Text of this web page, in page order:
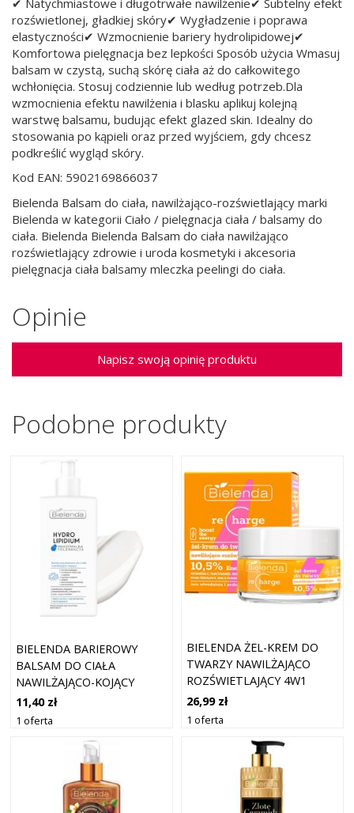
rozświetlonej, gładkiej skóry✔ Wygładzenie i poprawa
elastyczności✔ Wzmocnienie bariery hydrolipidowej✔
Komfortowa pielęgnacja bez lepkości Sposób użycia Wmasuj
balsam w czystą, suchą skórę ciała aż do całkowitego
wchłonięcia. Stosuj codziennie lub według potrzeb.Dla
wzmocnienia efektu nawilżenia i blasku aplikuj kolejną
warstwę balsamu, budując efekt glazed skin. Idealny do
stosowania po kąpieli oraz przed wyjściem, gdy chcesz
podkreślić wygląd skóry.
Kod EAN: 5902169866037
Bielenda Balsam do ciała, nawilżająco-rozświetlający marki
Bielenda w kategorii Ciało / pielęgnacja ciała / balsamy do
ciała. Bielenda Bielenda Balsam do ciała nawilżająco
rozświetlający zdrowie i uroda kosmetyki i akcesoria
pielęgnacja ciała balsamy mleczka peelingi do ciała.
Opinie
Napisz swoją opinię produktu
Podobne produkty
BIELENDA BARIEROWY
BALSAM DO CIAŁA
NAWILŻAJĄCO-KOJĄCY
11,40 zł
1 oferta
BIELENDA ŻEL-KREM DO
TWARZY NAWILŻAJĄCO
ROZŚWIETLAJĄCY 4W1
26,99 zł
1 oferta